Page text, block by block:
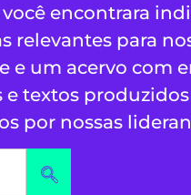
você encontrara
relevantes para
e um acervo com
e textos produzidos
por nossas